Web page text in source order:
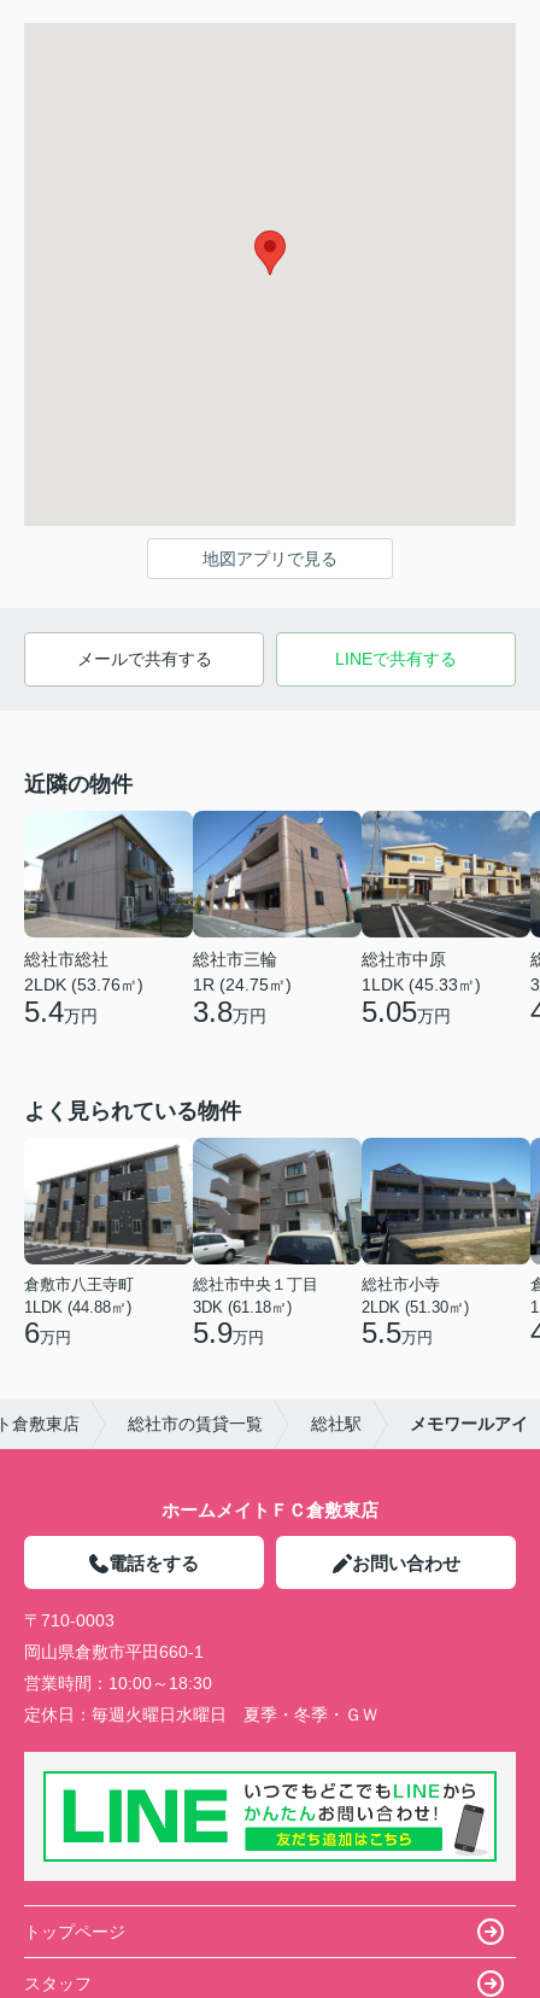
地図アプリで見る
メールで共有する LINEで共有する
近隣の物件
総社市総社
2LDK (53.76㎡)
5.4万円
総社市三輪
1R (24.75㎡)
3.8万円
総社市中原
1LDK (45.33㎡)
5.05万円
よく見られている物件
倉敷市八王寺町
1LDK (44.88㎡)
6万円
総社市中央１丁目
3DK (61.18㎡)
5.9万円
総社市小寺
2LDK (51.30㎡)
5.5万円
倉敷東店 総社市の賃貸一覧 総社駅 メモワールアイ
ホームメイトＦＣ倉敷東店
電話をする お問い合わせ
〒710-0003
岡山県倉敷市平田660-1
営業時間： 10:00～18:30
定休日： 毎週火曜日水曜日 夏季・冬季・ＧＷ
トップページ
スタッフ